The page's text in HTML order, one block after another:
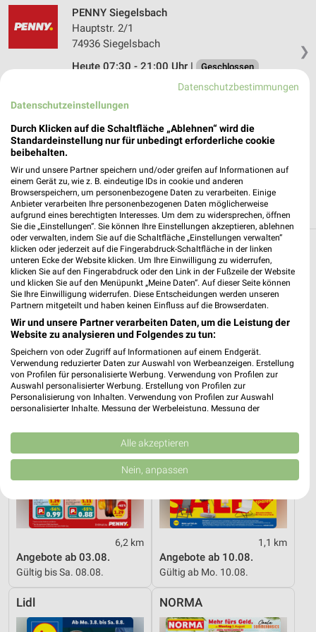
❯
PENNY Siegelsbach
Hauptstr. 2/1
74936 Siegelsbach
Heute 07:30 - 21:00 Uhr | Geschlossen
471,66 km • Angebote: 1 Prospekt
Lidl Neckarsulm
Hohenloher Straße 2/1
Heute 07:00 - 22:00 Uhr | Öffnet in 37 Min.
472,81 km • Angebote: 2 Prospekte
Discounter Angebote und Prospekte für Bad
Wimpfen
15 Prospekte
PENNY
6,2 km
Angebote ab 03.08.
Gültig bis Sa. 08.08.
Lidl
1,1 km
Angebote ab 10.08.
Gültig ab Mo. 10.08.
Lidl NORMA
Datenschutzbestimmungen
Datenschutzeinstellungen
Durch Klicken auf die Schaltfläche „Ablehnen“ wird die
Standardeinstellung nur für unbedingt erforderliche cookie
beibehalten.
Wir und unsere Partner speichern und/oder greifen auf Informationen auf
einem Gerät zu, wie z. B. eindeutige IDs in cookie und anderen
Browserspeichern, um personenbezogene Daten zu verarbeiten. Einige
Anbieter verarbeiten Ihre personenbezogenen Daten möglicherweise
aufgrund eines berechtigten Interesses. Um dem zu widersprechen, öffnen
Sie die „Einstellungen“. Sie können Ihre Einstellungen akzeptieren, ablehnen
oder verwalten, indem Sie auf die Schaltfläche „Einstellungen verwalten“
klicken oder jederzeit auf die Fingerabdruck-Schaltfläche in der linken
unteren Ecke der Website klicken. Um Ihre Einwilligung zu widerrufen,
klicken Sie auf den Fingerabdruck oder den Link in der Fußzeile der Website
und klicken Sie auf den Menüpunkt „Meine Daten“. Auf dieser Seite können
Sie Ihre Einwilligung widerrufen. Diese Entscheidungen werden unseren
Partnern mitgeteilt und haben keinen Einfluss auf die Browserdaten.
Wir und unsere Partner verarbeiten Daten, um die Leistung der
Website zu analysieren und Folgendes zu tun:
Speichern von oder Zugriff auf Informationen auf einem Endgerät.
Verwendung reduzierter Daten zur Auswahl von Werbeanzeigen. Erstellung
von Profilen für personalisierte Werbung. Verwendung von Profilen zur
Auswahl personalisierter Werbung. Erstellung von Profilen zur
Personalisierung von Inhalten. Verwendung von Profilen zur Auswahl
personalisierter Inhalte. Messung der Werbeleistung. Messung der
Kombinationen von Daten aus verschiedenen Quellen. Entwicklung und
Verbesserung der Angebote. Verwendung reduzierter Daten zur Auswahl
von Inhalten.
Daten können außerhalb der Europäischen Union weitergegeben und in die
USA gesendet werden.
Website/App.
Partnerliste anzeigen (1 IAB-Anbieter)
Wir nutzen Ihre Daten für folgende Zwecke:
IAB-Verarbeitungszwecke:
Speichern von oder Zugriff auf Informationen
Verwendung reduzierter Daten zur Auswahl von
Alle akzeptieren
Nein, anpassen